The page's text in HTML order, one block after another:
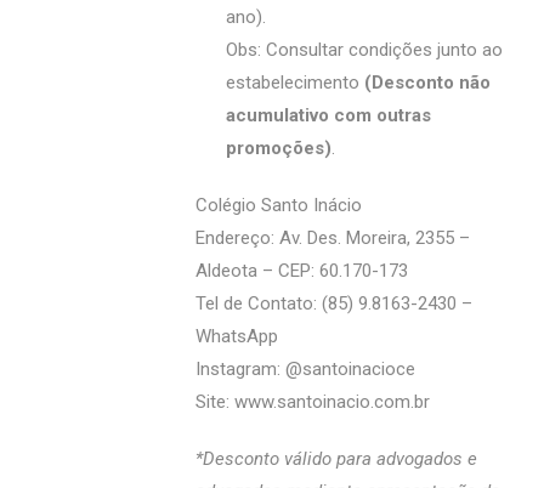
ano).
Obs: Consultar condições junto ao
estabelecimento (Desconto não
acumulativo com outras
promoções).
Colégio Santo Inácio
Endereço: Av. Des. Moreira, 2355 –
Aldeota – CEP: 60.170-173
Tel de Contato: (85) 9.8163-2430 –
WhatsApp
Instagram: @‌santoinacioce
Site:www.santoinacio.com.br
*Desconto válido para advogados e